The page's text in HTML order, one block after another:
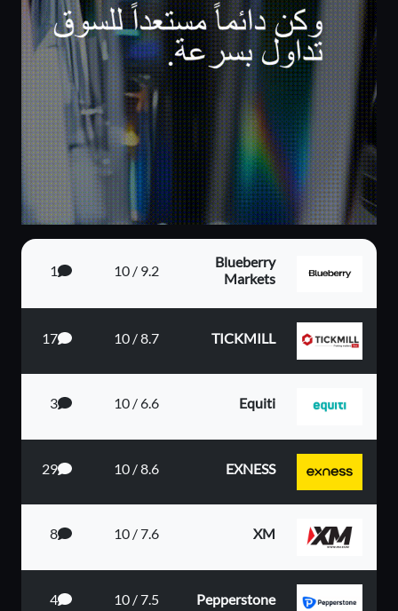
Blueberry
Markets
9.2 / 10
1
TICKMILL
8.7 / 10
17
Equiti
6.6 / 10
3
EXNESS
8.6 / 10
29
XM
7.6 / 10
8
Pepperstone
7.5 / 10
4